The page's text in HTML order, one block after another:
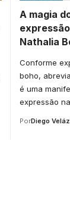
A magia
Nathalia
Conforme
boho,
é uma
expressão
PorDiego